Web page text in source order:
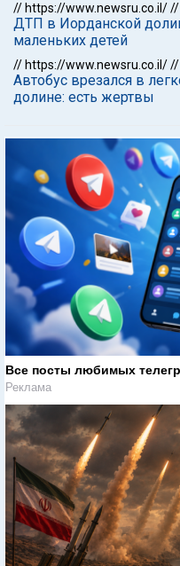
// https://www.newsru.co.il///
ДТП в Иорданской
маленьких детей
// https://www.newsru.co.il///
Автобус врезался в
долине: есть жертвы
Все посты любимых
Реклама